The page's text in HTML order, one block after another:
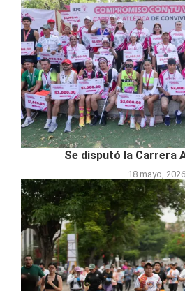
Se disputó la Carrera
18 mayo, 2026